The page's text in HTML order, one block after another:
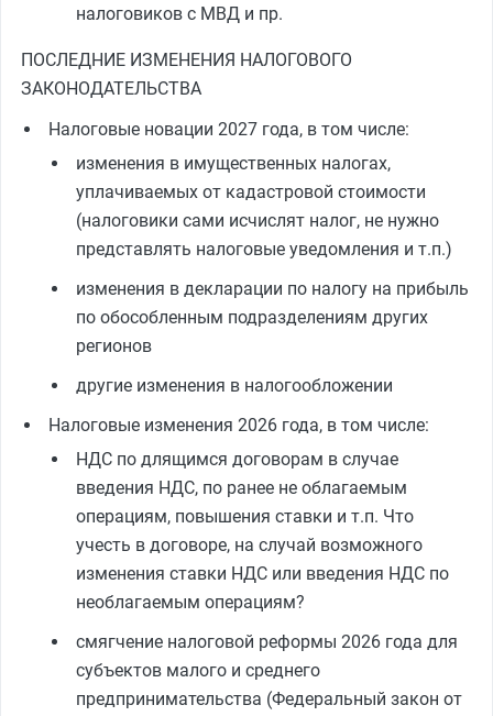
налоговиков с МВД и пр.
ПОСЛЕДНИЕ ИЗМЕНЕНИЯ НАЛОГОВОГО
ЗАКОНОДАТЕЛЬСТВА
Налоговые новации 2027 года, в том числе:
изменения в имущественных налогах,
уплачиваемых от кадастровой стоимости
(налоговики сами исчислят налог, не нужно
представлять налоговые уведомления и т.п.)
изменения в декларации по налогу на прибыль
по обособленным подразделениям других
регионов
другие изменения в налогообложении
Налоговые изменения 2026 года, в том числе:
НДС по длящимся договорам в случае
введения НДС, по ранее не облагаемым
операциям, повышения ставки и т.п. Что
учесть в договоре, на случай возможного
изменения ставки НДС или введения НДС по
необлагаемым операциям?
смягчение налоговой реформы 2026 года для
субъектов малого и среднего
предпринимательства (Федеральный закон от